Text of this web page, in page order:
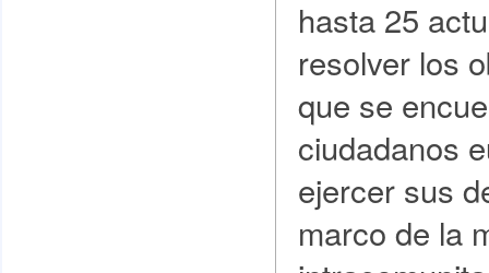
hasta 25
resolver los
que se
ciudadanos
ejercer sus
marco de la